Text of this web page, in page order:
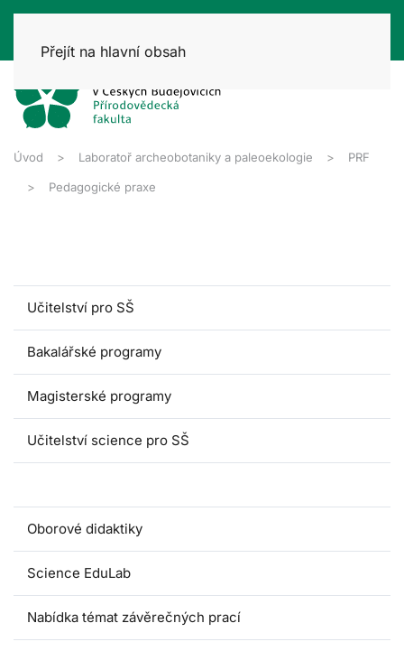
Přejít na hlavní obsah
Úvod Laboratoř archeobotaniky a paleoekologie PRF
Pedagogické praxe
Učitelství pro SŠ
Bakalářské programy
Magisterské programy
Učitelství science pro SŠ
Oborové didaktiky
Science EduLab
Nabídka témat závěrečných prací